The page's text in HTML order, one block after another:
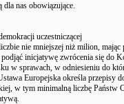
nas obowiązujące.
uczestniczącej
nie mniejszej niż milion, mając
inicjatywę zwrócenia się do
w sprawach, w odniesieniu do
Europejska określa przepisy
w tym minimalną liczbę Państw